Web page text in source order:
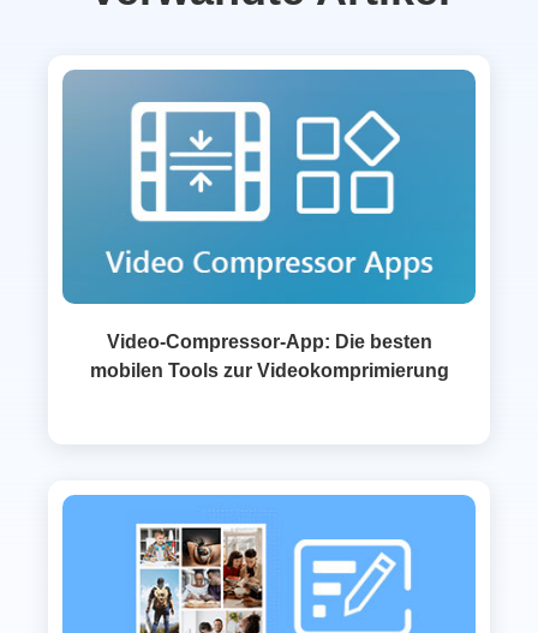
Video‑Compressor‑App: Die besten
mobilen Tools zur Videokomprimierung